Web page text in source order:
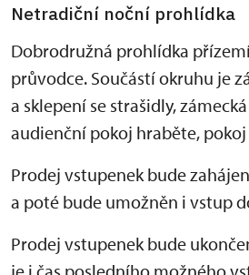
Netradiční noční prohlídka
Dobrodružná prohlídka
průvodce. Součástí okruhu je
a sklepení se strašidly,
audienční pokoj hraběte,
Prodej vstupenek bude
a poté bude umožněn i vstup
Prodej vstupenek bude